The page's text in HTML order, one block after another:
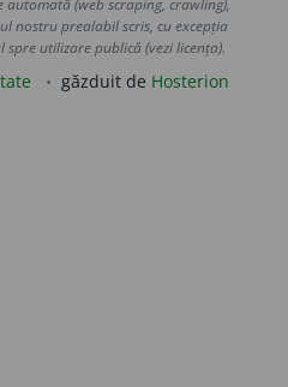
(web scraping, crawling),
nostru prealabil scris, cu excepția
utilizare publică (vezi licența).
găzduit de Hosterion